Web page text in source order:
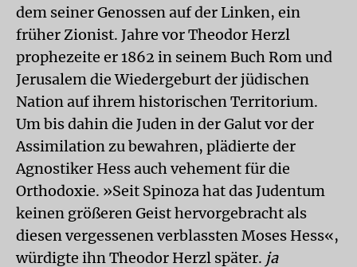
dem seiner Genossen auf der Linken, ein
früher Zionist. Jahre vor Theodor Herzl
prophezeite er 1862 in seinem Buch Rom und
Jerusalem die Wiedergeburt der jüdischen
Nation auf ihrem historischen Territorium.
Um bis dahin die Juden in der Galut vor der
Assimilation zu bewahren, plädierte der
Agnostiker Hess auch vehement für die
Orthodoxie. »Seit Spinoza hat das Judentum
keinen größeren Geist hervorgebracht als
diesen vergessenen verblassten Moses Hess«,
würdigte ihn Theodor Herzl später. ja